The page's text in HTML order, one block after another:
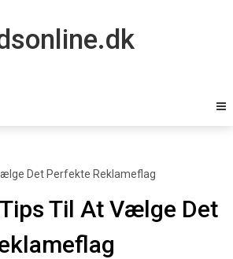
Det Perfekte Reklameflag
Til At Vælge Det